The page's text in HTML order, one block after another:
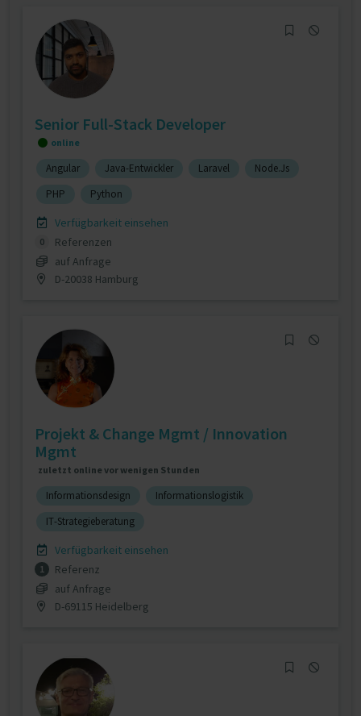
Senior Full-Stack Developer
online
Angular Java-Entwickler Laravel
Node.Js
PHP
Python
Verfügbarkeit einsehen
0
Referenzen
auf Anfrage
D-20038 Hamburg
Projekt & Change Mgmt / Innovation
Mgmt
zuletzt online vor wenigen Stunden
Informationsdesign
Informationslogistik
IT-Strategieberatung
Verfügbarkeit einsehen
1
Referenz
auf Anfrage
D-69115 Heidelberg